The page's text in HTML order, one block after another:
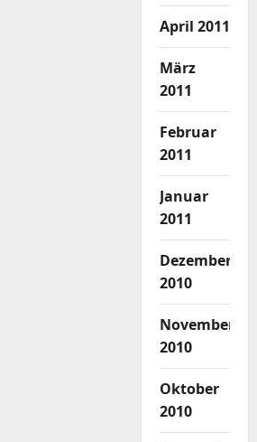
April 2011
März
2011
Februar
2011
Januar
2011
Dezember
2010
November
2010
Oktober
2010